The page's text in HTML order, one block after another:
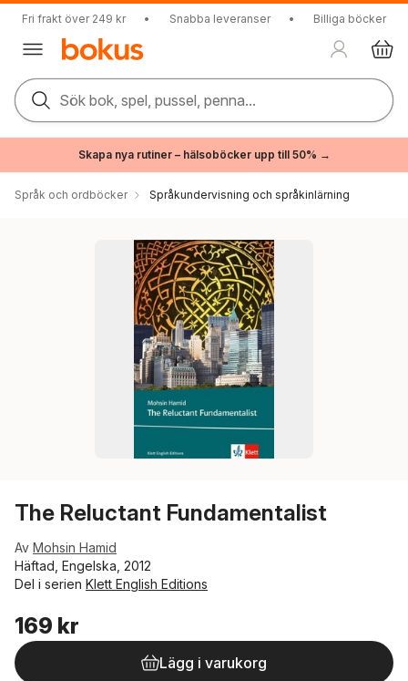
Fri frakt över 249 kr • Snabba leveranser • Billiga böcker
Sök bok, spel, pussel, penna...
Skapa nya rutiner – hälsoböcker upp till 50% →
Språk och ordböcker Språkundervisning och språkinlärning
The Reluctant Fundamentalist
Av Mohsin Hamid
Häftad, Engelska, 2012
Del i serien Klett English Editions
169 kr
Lägg i varukorg